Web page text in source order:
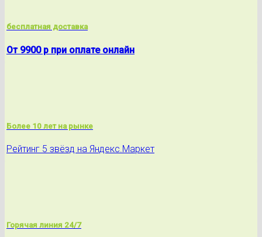
бесплатная доставка
От 9900 р при оплате онлайн
Более 10 лет на рынке
Рейтинг 5 звёзд на Яндекс.Маркет
Горячая линия 24/7